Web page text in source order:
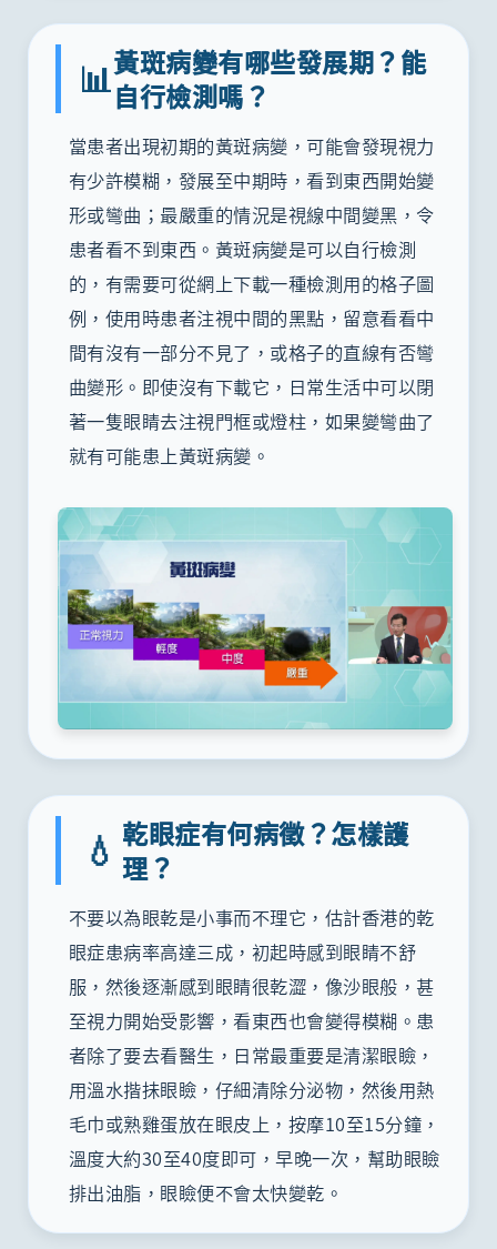
📊黃斑病變有哪些發展期？能
自行檢測嗎？
當患者出現初期的黃斑病變，可能會發現視力
有少許模糊，發展至中期時，看到東西開始變
形或彎曲；最嚴重的情況是視線中間變黑，令
患者看不到東西。黃斑病變是可以自行檢測
的，有需要可從網上下載一種檢測用的格子圖
例，使用時患者注視中間的黑點，留意看看中
間有沒有一部分不見了，或格子的直線有否彎
曲變形。即使沒有下載它，日常生活中可以閉
著一隻眼睛去注視門框或燈柱，如果變彎曲了
就有可能患上黃斑病變。
💧 乾眼症有何病徵？怎樣護
理？
不要以為眼乾是小事而不理它，估計香港的乾
眼症患病率高達三成，初起時感到眼睛不舒
服，然後逐漸感到眼睛很乾澀，像沙眼般，甚
至視力開始受影響，看東西也會變得模糊。患
者除了要去看醫生，日常最重要是清潔眼瞼，
用溫水揩抺眼瞼，仔細清除分泌物，然後用熱
毛巾或熟雞蛋放在眼皮上，按摩10至15分鐘，
溫度大約30至40度即可，早晚一次，幫助眼瞼
排出油脂，眼瞼便不會太快變乾。